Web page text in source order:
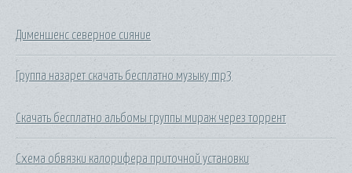
Дименшенс северное сияние
Группа назарет скачать бесплатно музыку mp3
Скачать бесплатно альбомы группы мираж через торрент
Схема обвязки калорифера приточной установки